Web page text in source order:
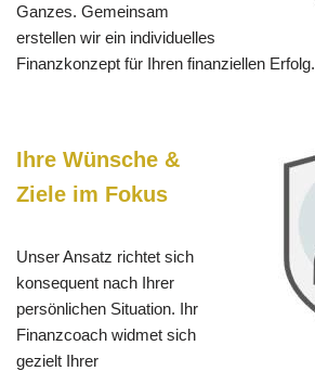
Ganzes. Gemeinsam
erstellen wir ein individuelles
Finanzkonzept für Ihren finanziellen Erfolg.
Ihre Wünsche &
Ziele im Fokus
Unser Ansatz richtet sich
konsequent nach Ihrer
persönlichen Situation. Ihr
Finanzcoach widmet sich
gezielt Ihrer